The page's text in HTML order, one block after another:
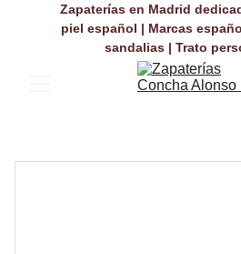
Zapaterías en Madrid
piel español | Marcas
sandalias | Trato